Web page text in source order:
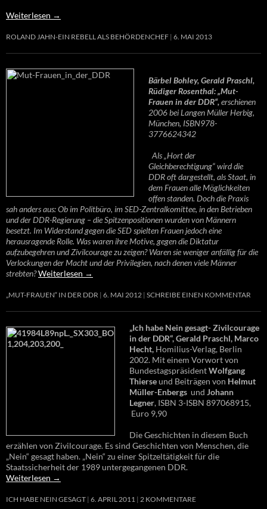
Weiterlesen →
ROLAND JAHN-EIN REBELL ALS BEHÖRDENCHEF 6. MAI 2013
Bärbel Bohley, Gerald Praschl,
Rüdiger Rosenthal: „Mut-
Frauen in der DDR“,erschienen
2006 bei Langen Müller Herbig,
München, ISBN978-
3776624342
Als „Hort der
Gleichberechtigung“ wird die
DDR oft dargestellt, als Staat, in
dem Frauen alle Möglichkeiten
offen standen. Doch die Praxis
sah anders aus: Ob im Politbüro, im SED-Zentralkomittee, in den Betrieben
und der DDR-Regierung – die Spitzenpositionen wurden von Männern
besetzt. Im Widerstand gegen die SED spielten Frauen jedoch eine
herausragende Rolle. Was waren ihre Motive, gegen die Diktatur
aufzubegehren und Zivilcourage zu zeigen? Waren sie weniger anfällig für die
Verlockungen der Macht und der Privilegien, nach denen viele Männer
strebten?Weiterlesen →
„MUT-FRAUEN“ IN DER DDR 6. MAI 2012 SCHREIBE EINEN KOMMENTAR
„Ich habe Nein gesagt- Zivilcourage
in der DDR“, Gerald Praschl, Marco
Hecht, Homilius-Verlag, Berlin
2002. Mit einem Vorwort von
BundestagspräsidentWolfgang
Thierseund Beiträgen von Helmut
Müller-Enbergs und Johann
Legner, ISBN 3-ISBN 897068915,
Euro 9,90
Die Geschichten in diesem Buch
erzählen von Zivilcourage. Es sind Geschichten von Menschen, die
„Nein“ gesagt haben. „Nein“ zu einer Spitzeltätigkeit für die
Staatssicherheit der 1989 untergegangenen DDR.
Weiterlesen →
ICH HABE NEIN GESAGT 6. APRIL 2011 2 KOMMENTARE